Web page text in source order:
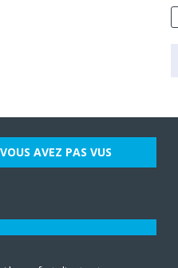
AVEZ PAS VUS